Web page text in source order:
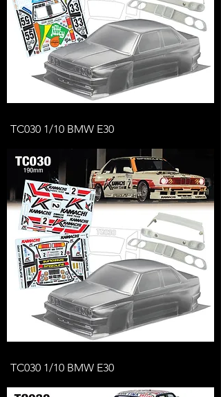
TC030 1/10 BMW E30
TC030 1/10 BMW E30